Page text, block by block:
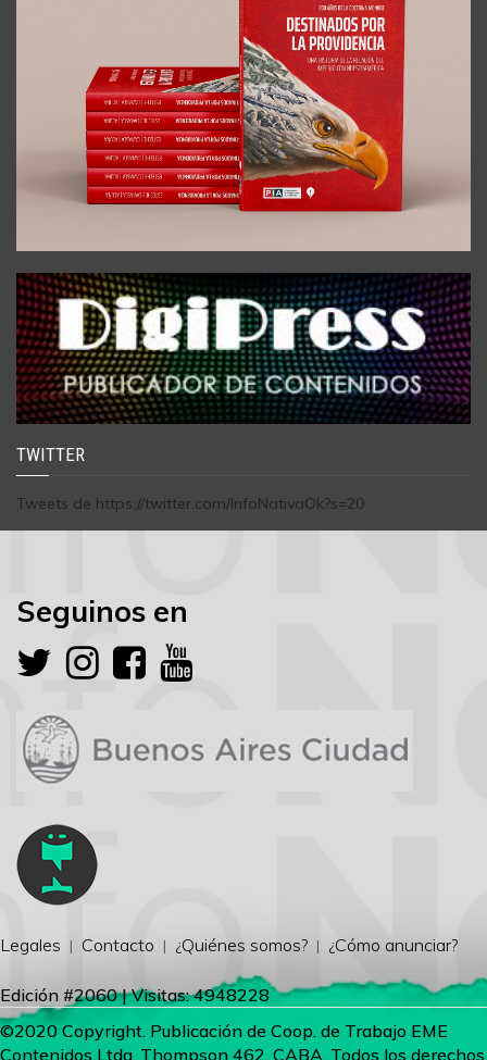
TWITTER
Tweets de https://twitter.com/InfoNativaOk?s=20
Seguinos en
Legales Contacto ¿Quiénes somos? ¿Cómo anunciar?
Edición #2060 | Visitas: 4948228
©2020 Copyright. Publicación de Coop. de Trabajo EME
Contenidos Ltda. Thompson 462, CABA. Todos los derechos